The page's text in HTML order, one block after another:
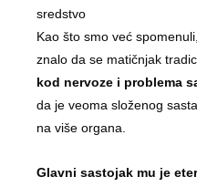
sredstvo
Kao što smo već
znalo da se matičnjak
kod nervoze i problema
da je veoma složenog
na više organa.
Glavni sastojak mu je